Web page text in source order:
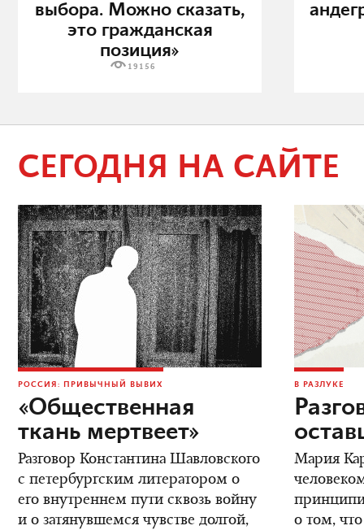
выбора. Можно сказать,
это гражданская
позиция»
19156
СЕГОДНЯ НА САЙТЕ
РОССИЯ: ПРИВЫЧНЫЙ ВЫВИХ
«Общественная
ткань мертвеет»
Разговор Константина Шавловского
с петербургским литератором о
его внутреннем пути сквозь войну
и о затянувшемся чувстве долгой,
В РАЗЛУКЕ
Мария
о том,